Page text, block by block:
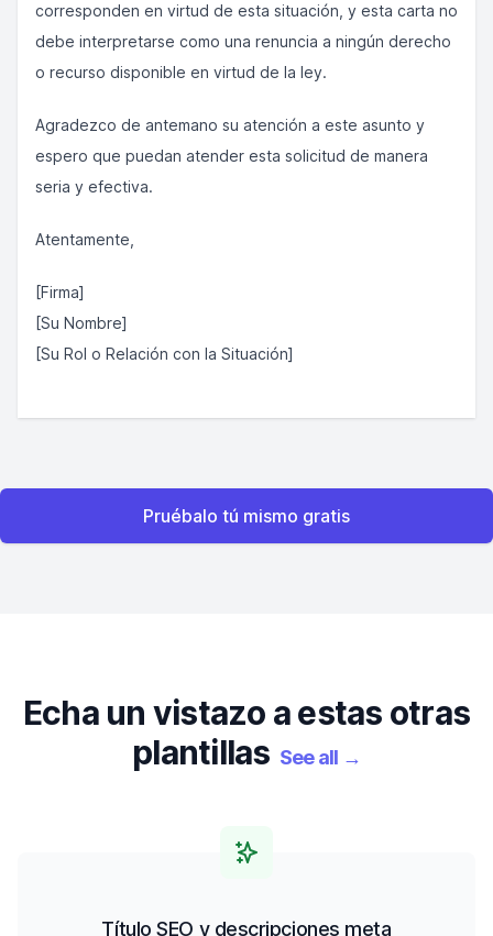
corresponden en virtud de esta situación, y esta carta no
debe interpretarse como una renuncia a ningún derecho
o recurso disponible en virtud de la ley.
Agradezco de antemano su atención a este asunto y
espero que puedan atender esta solicitud de manera
seria y efectiva.
Atentamente,
[Firma]
[Su Nombre]
[Su Rol o Relación con la Situación]
Pruébalo tú mismo gratis
Echa un vistazo a estas otras
plantillas See all →
Título SEO y descripciones meta